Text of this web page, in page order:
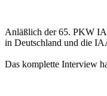
Anläßlich der 65. PKW
in Deutschland und die
Das komplette Interview